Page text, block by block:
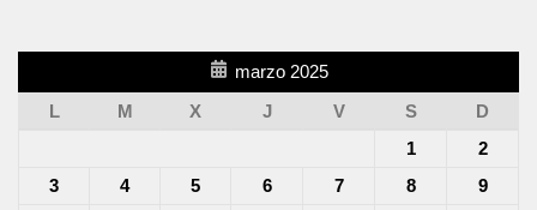
marzo 2025
L
M X J V S
D
1
2
3
4 5 6 7 8
9